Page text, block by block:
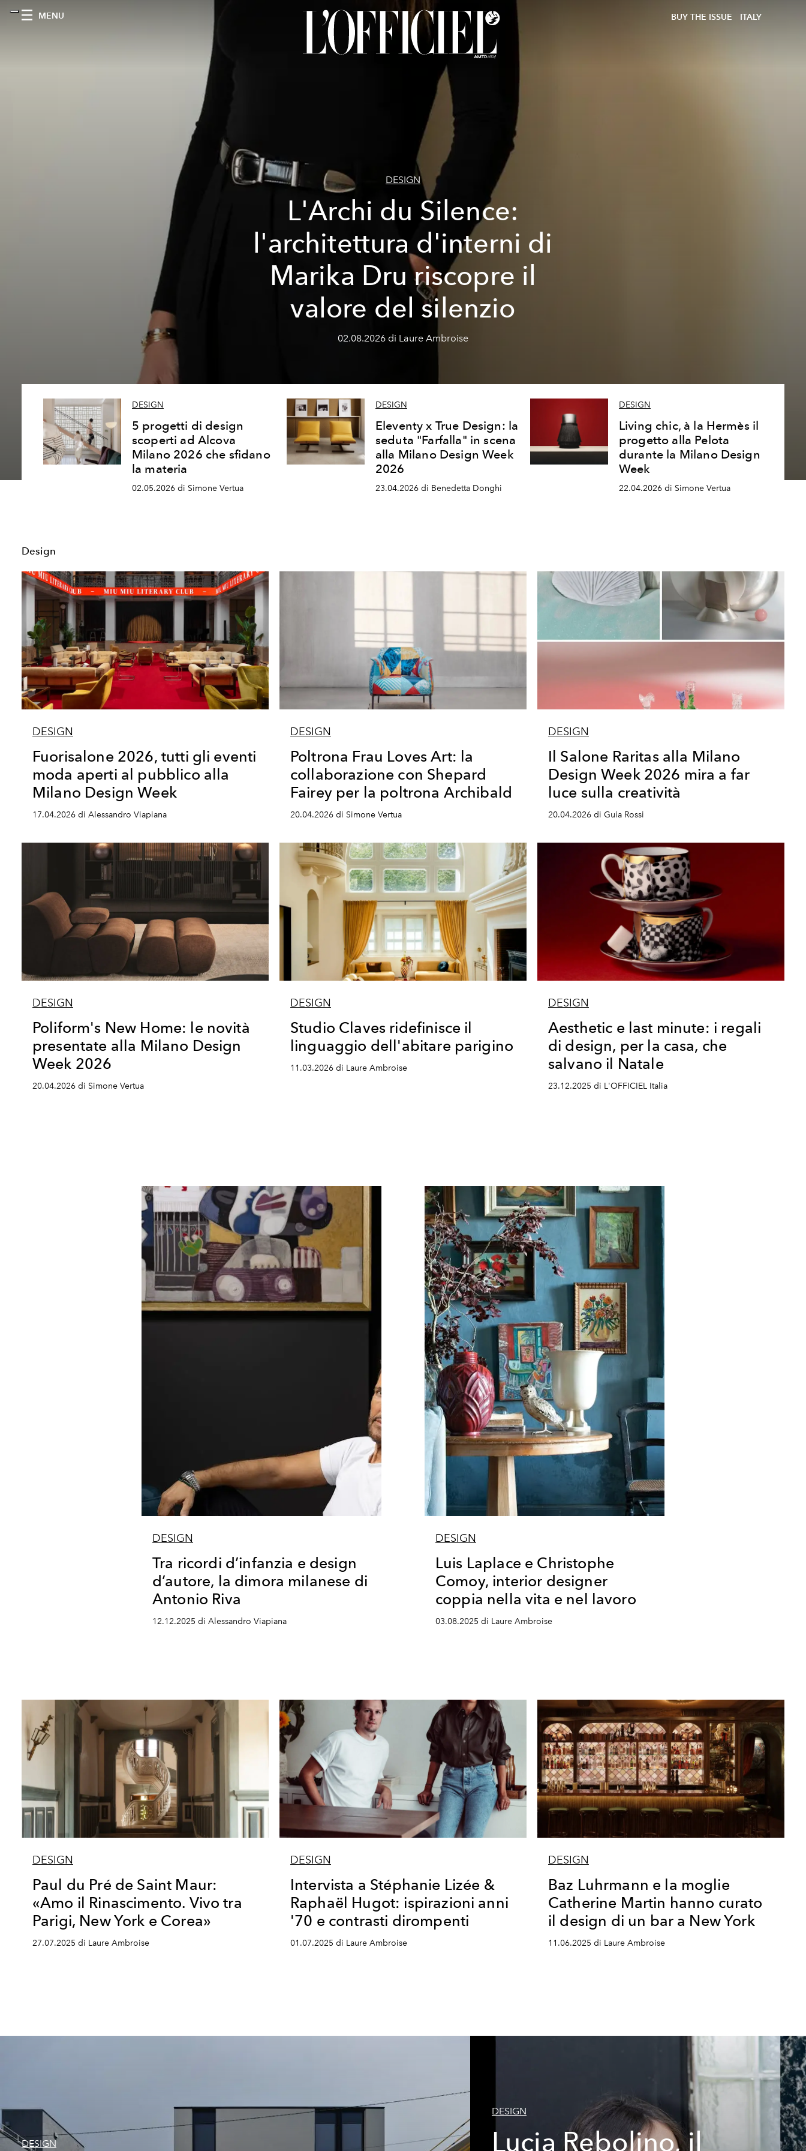
MENU BUY THE ISSUE ITALY
DESIGN
L'Archi du Silence:
l'architettura d'interni di
Marika Dru riscopre il
valore del silenzio
02.08.2026 di Laure Ambroise
DESIGN
5 progetti di design
scoperti ad Alcova
Milano 2026 che sfidano
la materia
02.05.2026 di Simone Vertua
DESIGN
Eleventy x True Design: la
seduta "Farfalla" in scena
alla Milano Design Week
2026
23.04.2026 di Benedetta Donghi
DESIGN
Living chic, à la Hermès il
progetto alla Pelota
durante la Milano Design
Week
22.04.2026 di Simone Vertua
Design
DESIGN
Fuorisalone 2026, tutti gli eventi
moda aperti al pubblico alla
Milano Design Week
17.04.2026 di Alessandro Viapiana
DESIGN
Poltrona Frau Loves Art: la
collaborazione con Shepard
Fairey per la poltrona Archibald
20.04.2026 di Simone Vertua
DESIGN
Il Salone Raritas alla Milano
Design Week 2026 mira a far
luce sulla creatività
20.04.2026 di Guia Rossi
DESIGN
Poliform's New Home: le novità
presentate alla Milano Design
Week 2026
20.04.2026 di Simone Vertua
DESIGN
Studio Claves ridefinisce il
linguaggio dell'abitare parigino
11.03.2026 di Laure Ambroise
DESIGN
Aesthetic e last minute: i regali
di design, per la casa, che
salvano il Natale
23.12.2025 di L'OFFICIEL Italia
DESIGN
Tra ricordi d’infanzia e design
d’autore, la dimora milanese di
Antonio Riva
12.12.2025 di Alessandro Viapiana
DESIGN
Luis Laplace e Christophe
Comoy, interior designer
coppia nella vita e nel lavoro
03.08.2025 di Laure Ambroise
DESIGN
Paul du Pré de Saint Maur:
«Amo il Rinascimento. Vivo tra
Parigi, New York e Corea»
27.07.2025 di Laure Ambroise
DESIGN
Intervista a Stéphanie Lizée &
Raphaël Hugot: ispirazioni anni
'70 e contrasti dirompenti
01.07.2025 di Laure Ambroise
DESIGN
Baz Luhrmann e la moglie
Catherine Martin hanno curato
il design di un bar a New York
11.06.2025 di Laure Ambroise
DESIGN
DESIGN
Lucia Rebolino, il